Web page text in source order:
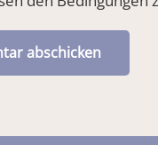
abschicken